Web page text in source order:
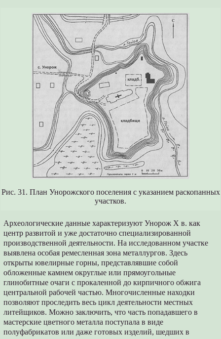
Рис. 31. План Унорожского поселения с указанием раскопанных
участков.
Археологические данные характеризуют Унорож X в. как
центр развитой и уже достаточно специализированной
производственной деятельности. На исследованном участке
выявлена особая ремесленная зона металлургов. Здесь
открыты ювелирные горны, представлявшие собой
обложенные камнем округлые или прямоугольные
глинобитные очаги с прокаленной до кирпичного обжига
центральной рабочей частью. Многочисленные находки
позволяют проследить весь цикл деятельности местных
литейщиков. Можно заключить, что часть попадавшего в
мастерские цветного металла поступала в виде
полуфабрикатов или даже готовых изделий, шедших в